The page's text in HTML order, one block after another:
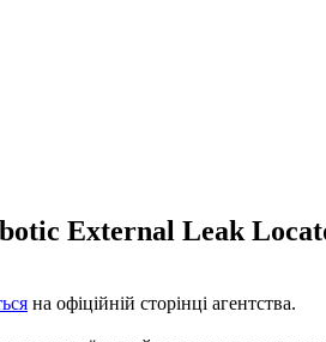
External Leak
на офіційній сторінці агентства.